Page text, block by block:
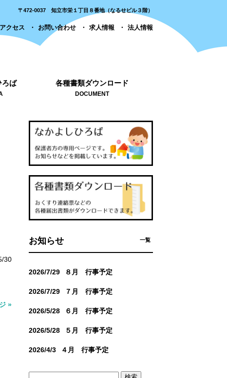
〒472-0037 知立市栄１丁目８番地（なるせビル３階）
アクセス お問い合わせ 求人情報 法人情報
ろば 各種書類ダウンロード
DOCUMENT
30
»
お知らせ 一覧
2026/7/29 ８月 行事予定
2026/7/29 ７月 行事予定
2026/5/28 ６月 行事予定
2026/5/28 ５月 行事予定
2026/4/3 ４月 行事予定